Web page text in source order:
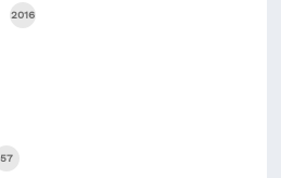
2016
57